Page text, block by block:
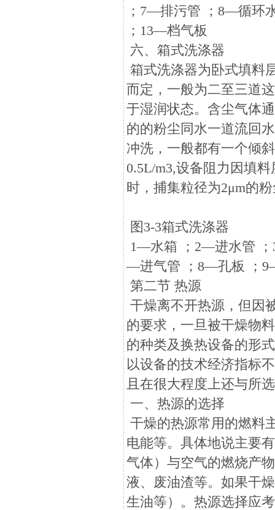
；7—排污管 ；8—循环
；13—档气板
六、箱式洗涤器
箱式洗涤器为卧式填料
而定，一般为二至三道
于湿润状态。含尘气体
的的粉尘同水一道流回
冲洗，一般都有一个倾
0.5L/m3,设备阻力因填
时，捕集粒径为2μm的
图3-3箱式洗涤器
1—水箱 ；2—进水管
—进气管 ；8—孔板 ；
第二节 热源
干燥离不开热源，但因
的要求，一旦被干燥物
的种类及换热设备的形
以设备的技术经济指标
且在很大程度上还与所
一、热源的选择
干燥的热源常用的燃料
电能等。具体地说主要
气体）与空气的燃烧产
液、废油渣等。如果干
生油等）。热源选择应